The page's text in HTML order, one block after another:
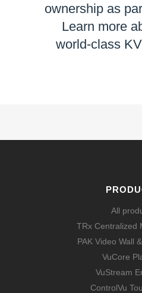
ownership as
Learn more
world-class
All
TRx Centralized
PAK Video Wall
VuCore
VuStream
ControlVu